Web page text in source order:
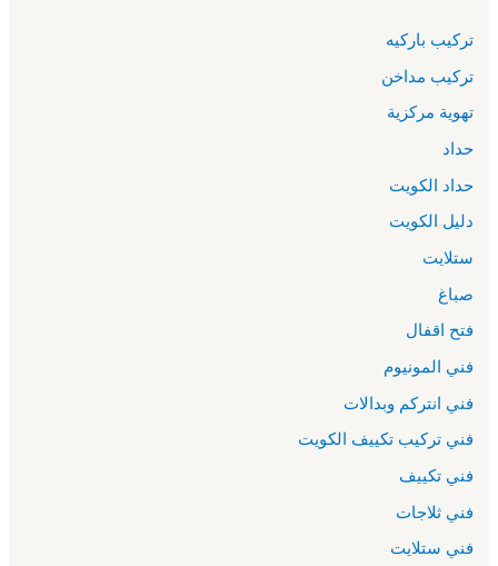
تركيب باركيه
تركيب مداخن
تهوية مركزية
حداد
حداد الكويت
دليل الكويت
ستلايت
صباغ
فتح اقفال
فني المونيوم
فني انتركم وبدالات
فني تركيب تكييف الكويت
فني تكييف
فني ثلاجات
فني ستلايت